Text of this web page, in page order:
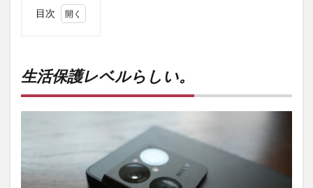
目次
レベ
ルら
し
は待
ち時
生活保護レベルらしい。